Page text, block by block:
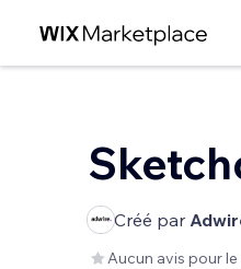
Créé par
Aucun avis pour